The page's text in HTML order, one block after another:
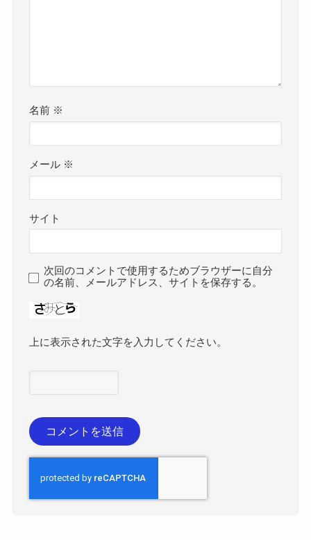
名前 ※
メール ※
サイト
次回のコメントで使用するためブラウザーに自分
の名前、メールアドレス、サイトを保存する。
上に表示された文字を入力してください。